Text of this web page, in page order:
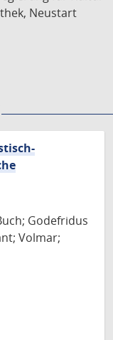
Neustart
Godefridus
Volmar;